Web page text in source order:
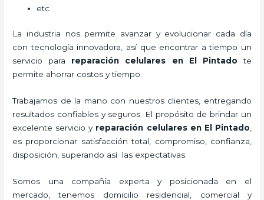
etc
La industria nos permite avanzar y evolucionar cada día
con tecnología innovadora, así que encontrar a tiempo un
servicio para reparación celulares en El Pintado te
permite ahorrar costos y tiempo.
Trabajamos de la mano con nuestros clientes, entregando
resultados confiables y seguros. El propósito de brindar un
excelente servicio y reparación celularesen El Pintado
es proporcionar satisfacción total, compromiso, confianza,
disposición, superando así las expectativas.
Somos una compañía experta y posicionada en el
mercado, tenemos domicilio residencial, comercial y